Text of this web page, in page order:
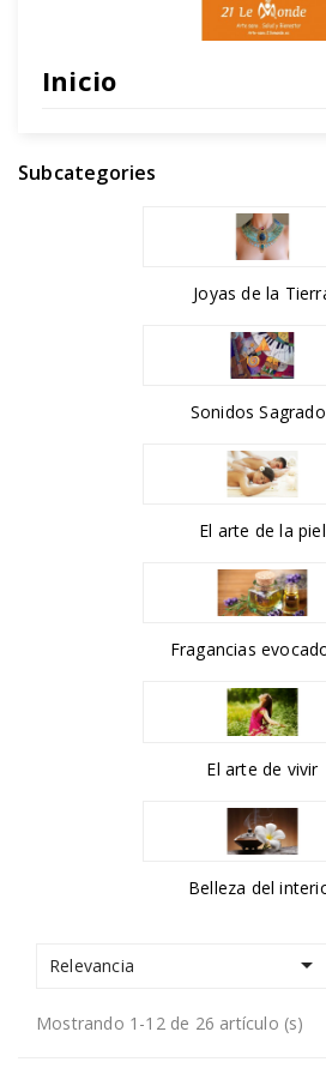
Inicio
Subcategories
Joyas de la
Sonidos
El arte de la piel
Fragancias
El arte de vivir
Belleza del
Relevancia 
Mostrando 1-12 de 26 artículo (s)